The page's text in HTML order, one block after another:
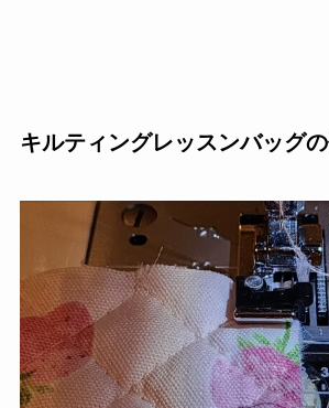
キルティングレッスンバッグ